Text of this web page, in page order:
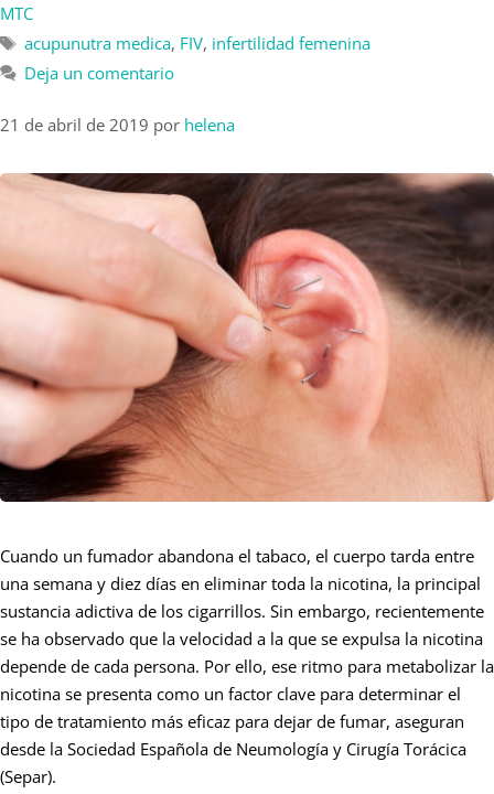
MTC
acupunutra medica, FIV, infertilidad femenina
Deja un comentario
21 de abril de 2019 por helena
Cuando un fumador abandona el tabaco, el cuerpo tarda entre
una semana y diez días en eliminar toda la nicotina, la principal
sustancia adictiva de los cigarrillos. Sin embargo, recientemente
se ha observado que la velocidad a la que se expulsa la nicotina
depende de cada persona. Por ello, ese ritmo para metabolizar la
nicotina se presenta como un factor clave para determinar el
tipo de tratamiento más eficaz para dejar de fumar, aseguran
desde la Sociedad Española de Neumología y Cirugía Torácica
(Separ).